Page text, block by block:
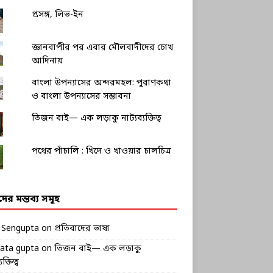
প্রসঙ্গ, লিভ-ইন
জ্ঞানবাপীর পর এবার মৌলবাদীদের চোখ
আদিনায়
বাংলা উপন্যাসের অন্দরমহল: পুরাণকথা
ও বাংলা উপন্যাসের সম্ভাবনা
তিজন বাই— এক লড়াকু নাট্যব্যক্তিত্ব
পথের পাঁচালি : খিদে ও খাওয়ার চালচিত্র
মন্তব্য সমূহ
on প্রতিবাদের ভাষা
gupta on তিজন বাই— এক লড়াকু